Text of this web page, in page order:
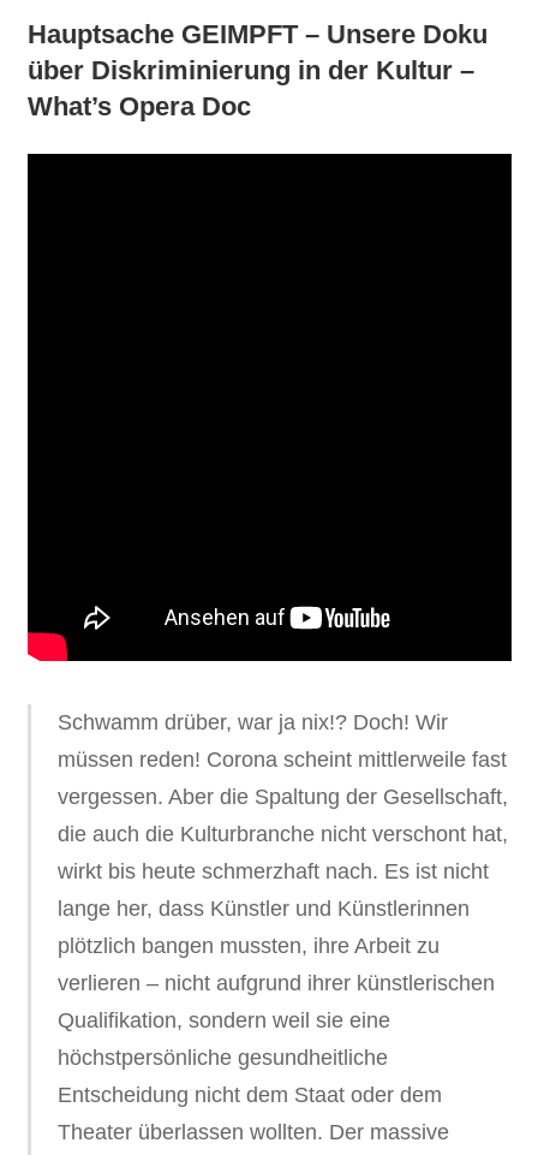
Hauptsache GEIMPFT – Unsere Doku
über Diskriminierung in der Kultur –
What’s Opera Doc
Schwamm drüber, war ja nix!? Doch! Wir
müssen reden! Corona scheint mittlerweile fast
vergessen. Aber die Spaltung der Gesellschaft,
die auch die Kulturbranche nicht verschont hat,
wirkt bis heute schmerzhaft nach. Es ist nicht
lange her, dass Künstler und Künstlerinnen
plötzlich bangen mussten, ihre Arbeit zu
verlieren – nicht aufgrund ihrer künstlerischen
Qualifikation, sondern weil sie eine
höchstpersönliche gesundheitliche
Entscheidung nicht dem Staat oder dem
Theater überlassen wollten. Der massive